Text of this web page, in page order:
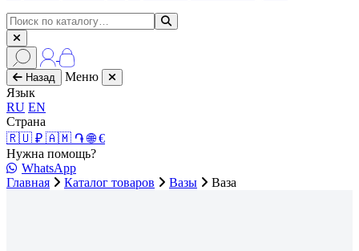
Назад
Меню
Язык
RU EN
Страна
🇷🇺 ₽ 🇦🇲 ֏🌐 €
Нужна помощь?
WhatsApp
Главная
Каталог товаров Вазы Ваза